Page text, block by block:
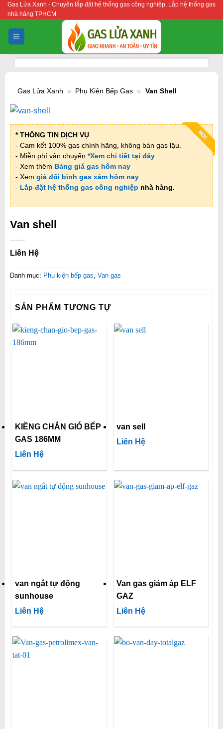
Bỏ
qua
nội
dung
Gas Lửa Xanh - Chuyên lắp đặt hệ thống gas công nghiệp, Lắp hệ thống gas
nhà hàng TPHCM
Gas Lửa Xanh » Phụ Kiện Bếp Gas » Van Shell
MỚI
* THÔNG TIN DỊCH VỤ
- Cam kết 100% gas chính hãng, không bán gas lậu.
- Miễn phí vận chuyển *Xem chi tiết tại đây
- Xem thêm Bảng giá gas hôm nay
- Xem giá đổi bình gas xám hôm nay
- Lắp đặt hệ thống gas công nghiệp nhà hàng.
Van shell
Liên Hệ
Danh mục: Phụ kiện bếp gas, Van gas
SẢN PHẨM TƯƠNG TỰ
KIỀNG CHẮN GIÓ BẾP
GAS 186MM
Liên Hệ
van sell
Liên Hệ
van ngắt tự động
sunhouse
Liên Hệ
Van gas giảm áp ELF
GAZ
Liên Hệ